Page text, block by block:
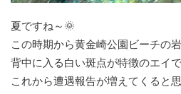
夏ですね～🌞
この時期から黄金崎公園ビーチの
背中に入る白い斑点が特徴のエイで
これから遭遇報告が増えてくると